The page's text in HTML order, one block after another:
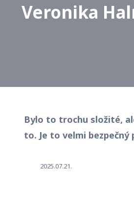
Veronika
Bylo to trochu složité,
to. Je to velmi bezpečný
2025.07.21.